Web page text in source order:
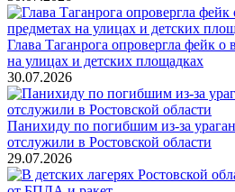
Глава Таганрога опровергла фейк
на улицах и детских площадках
30.07.2026
Панихиду по погибшим из-за
отслужили в Ростовской области
29.07.2026